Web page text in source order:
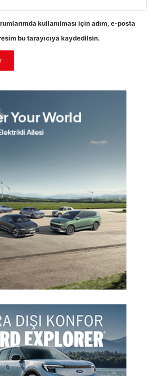
kullanılması için adım, e-posta
bu tarayıcıya kaydedilsin.